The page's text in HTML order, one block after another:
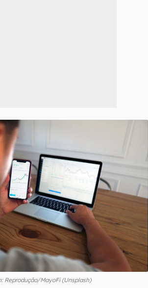
Reprodução/MayoFi (Unsplash)